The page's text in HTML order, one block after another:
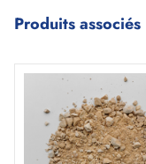
Produits associés